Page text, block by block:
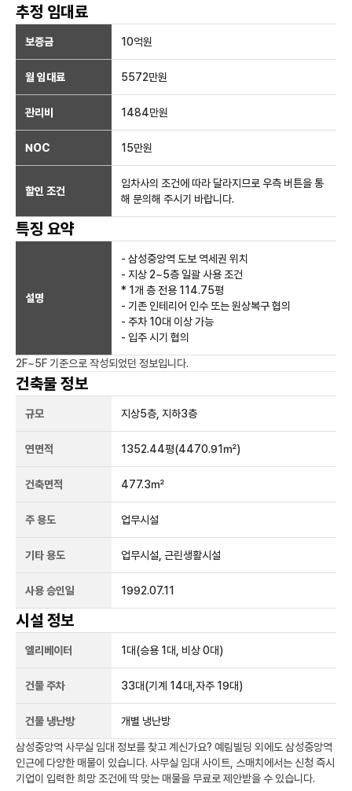
추정 임대료
보증금 10억원
월 임대료 5572만원
관리비 1484만원
NOC 15만원
할인 조건
임차사의 조건에 따라 달라지므로 우측 버튼을 통
해 문의해 주시기 바랍니다.
특징 요약
설명
- 삼성중앙역 도보 역세권 위치
- 지상 2~5층 일괄 사용 조건
* 1개 층 전용 114.75평
- 기존 인테리어 인수 또는 원상복구 협의
- 주차 10대 이상 가능
- 입주 시기 협의
2F~5F 기준으로 작성되었던 정보입니다.
건축물 정보
규모 지상5층, 지하3층
연면적 1352.44평(4470.91㎡)
건축면적 477.3㎡
주 용도 업무시설
기타 용도 업무시설, 근린생활시설
사용 승인일 1992.07.11
시설 정보
엘리베이터 1 대(승용 1대, 비상 0대)
건물 주차 33대(기계 14대,자주 19대)
건물 냉난방 개별 냉난방
삼성중앙역 사무실 임대 정보를 찾고 계신가요? 예림빌딩 외에도 삼성중앙역
인근에 다양한 매물이 있습니다. 사무실 임대 사이트, 스매치에서는 신청 즉시
기업이 입력한 희망 조건에 딱 맞는 매물을 무료로 제안받을 수 있습니다.